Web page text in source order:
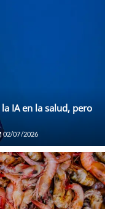
IA en la salud, pero
02/07/2026